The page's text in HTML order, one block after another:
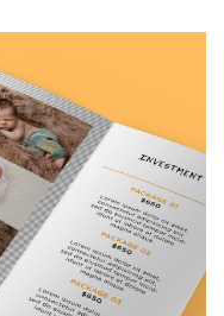
line